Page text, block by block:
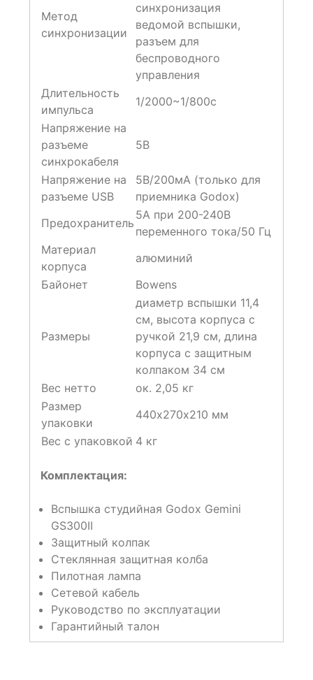
Метод
синхронизации
синхронизация
ведомой вспышки,
разъем для
беспроводного
управления
Длительность
импульса
1/2000~1/800c
Напряжение на
разъеме
синхрокабеля
5В
Напряжение на
разъеме USB
5В/200мА (только для
приемника Godox)
Предохранитель
5А при 200-240В
переменного тока/50 Гц
Материал
корпуса
алюминий
Байонет
Bowens
Размеры
диаметр вспышки 11,4
см, высота корпуса с
ручкой 21,9 см, длина
корпуса с защитным
колпаком 34 см
Вес нетто
ок. 2,05 кг
Размер
упаковки
440х270х210 мм
Вес с упаковкой 4 кг
Комплектация:
Вспышка студийная Godox Gemini
GS300II
Защитный колпак
Стеклянная защитная колба
Пилотная лампа
Сетевой кабель
Руководство по эксплуатации
Гарантийный талон